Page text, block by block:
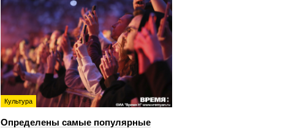
Культура
Определены самые популярные